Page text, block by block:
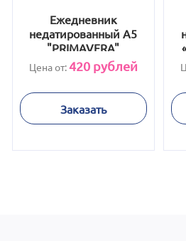
Ежедневник
недатированный А5
"PRIMAVERA"
коричневый
Цена от:420рублей
Заказать